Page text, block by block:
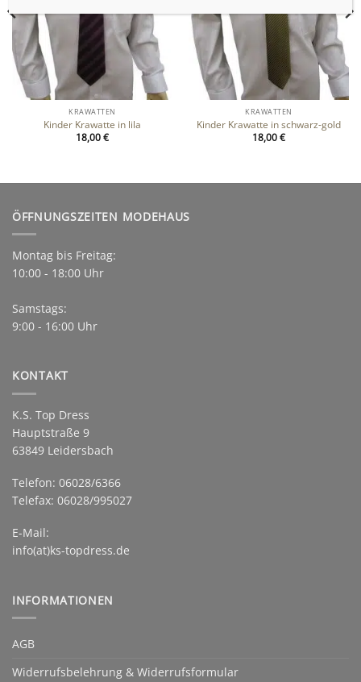
KRAWATTEN
Kinder Krawatte in lila
18,00€
KRAWATTEN
Kinder Krawatte in schwarz-gold
18,00€
ÖFFNUNGSZEITEN MODEHAUS
Montag bis Freitag:
10:00 - 18:00 Uhr
Samstags:
9:00 - 16:00 Uhr
KONTAKT
K.S. Top Dress
Hauptstraße 9
63849 Leidersbach
Telefon: 06028/6366
Telefax: 06028/995027
E-Mail:
info(at)ks-topdress.de
INFORMATIONEN
AGB
Widerrufsbelehrung & Widerrufsformular